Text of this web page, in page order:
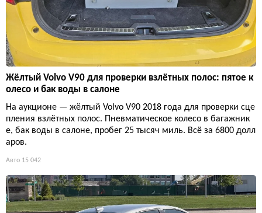
Жёлтый Volvo V90 для проверки взлётных полос: пятое к
олесо и бак воды в салоне
На аукционе — жёлтый Volvo V90 2018 года для проверки сце
пления взлётных полос. Пневматическое колесо в багажник
е, бак воды в салоне, пробег 25 тысяч миль. Всё за 6800 долл
аров.
Авто 15 042